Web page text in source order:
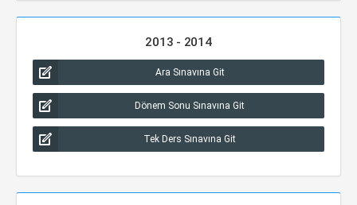
2013 - 2014
Ara Sınavına Git
Dönem Sonu Sınavına Git
Tek Ders Sınavına Git